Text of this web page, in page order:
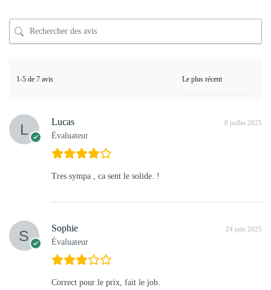
1-5 de 7 avis
Lucas
Évaluateur
8 juillet 2025
Tres sympa , ca sent le solide. !
Sophie
Évaluateur
24 juin 2025
Correct pour le prix, fait le job.